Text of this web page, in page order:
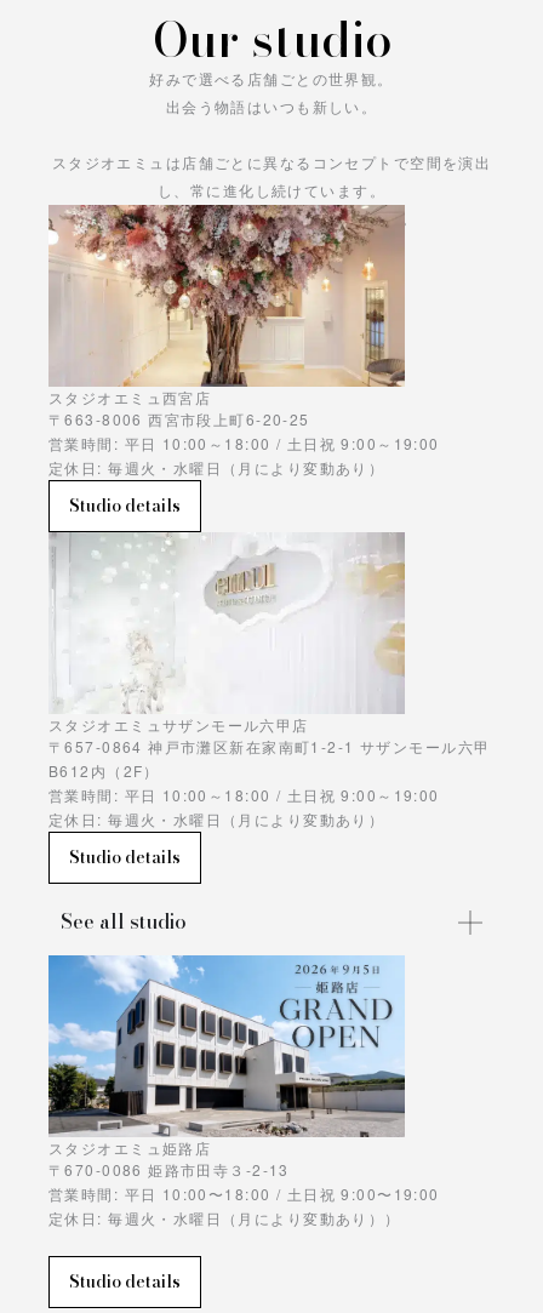
Our studio
好みで選べる店舗ごとの世界観。
出会う物語はいつも新しい。
スタジオエミュは店舗ごとに異なるコンセプトで空間を演出
し、常に進化し続けています。
あなただけの物語をお楽しみください。
スタジオエミュ西宮店
〒663-8006 西宮市段上町6-20-25
営業時間: 平日 10:00～18:00 / 土日祝 9:00～19:00
定休日: 毎週火・水曜日（月により変動あり）
Studio details
スタジオエミュサザンモール六甲店
〒657-0864 神戸市灘区新在家南町1-2-1 サザンモール六甲
B612内（2F）
営業時間: 平日 10:00～18:00 / 土日祝 9:00～19:00
定休日: 毎週火・水曜日（月により変動あり）
Studio details
See all studio
スタジオエミュ姫路店
〒670-0086 姫路市田寺３-2-13
営業時間: 平日 10:00〜18:00 / 土日祝 9:00〜19:00
定休日: 毎週火・水曜日（月により変動あり））
Studio details